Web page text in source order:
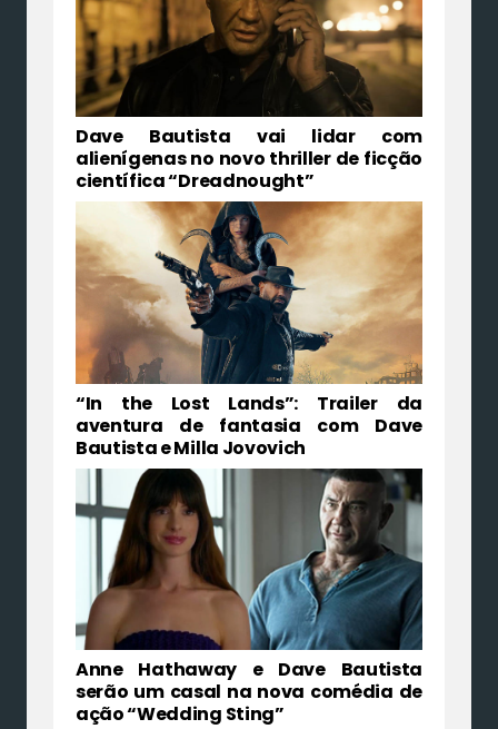
Dave Bautista vai lidar com
alienígenas no novo thriller de ficção
científica “Dreadnought”
“In the Lost Lands”: Trailer da
aventura de fantasia com Dave
Bautista e Milla Jovovich
Anne Hathaway e Dave Bautista
serão um casal na nova comédia de
ação “Wedding Sting”